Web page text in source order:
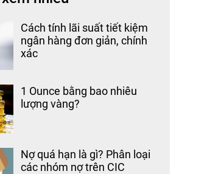
Cách tính lãi suất tiết kiệm
ngân hàng đơn giản, chính
xác
1 Ounce bằng bao nhiêu
lượng vàng?
Nợ quá hạn là gì? Phân loại
các nhóm nợ trên CIC